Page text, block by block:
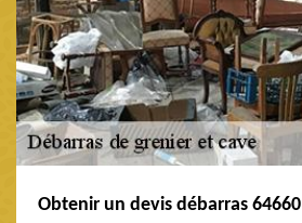
Obtenir un devis débarras 64660